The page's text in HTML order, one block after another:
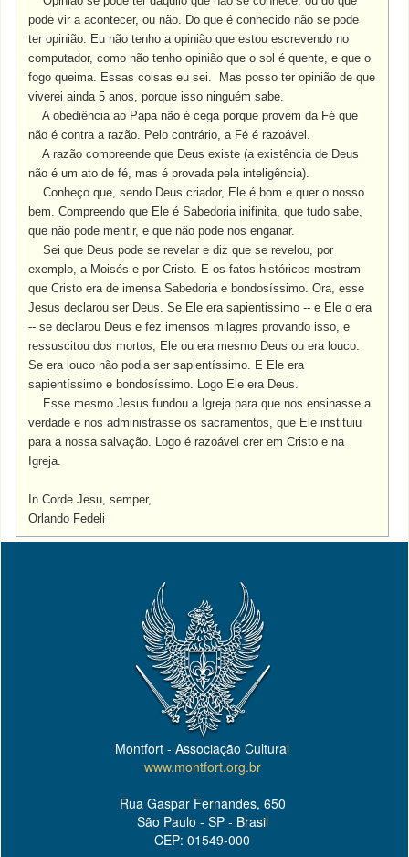
pode vir a acontecer, ou não. Do que é conhecido não se pode
ter opinião. Eu não tenho a opinião que estou escrevendo no
computador, como não tenho opinião que o sol é quente, e que o
fogo queima. Essas coisas eu sei. Mas posso ter opinião de que
viverei ainda 5 anos, porque isso ninguém sabe.
A obediência ao Papa não é cega porque provém da Fé que
não é contra a razão. Pelo contrário, a Fé é razoável.
A razão compreende que Deus existe (a existência de Deus
não é um ato de fé, mas é provada pela inteligência).
Conheço que, sendo Deus criador, Ele é bom e quer o nosso
bem. Compreendo que Ele é Sabedoria inifinita, que tudo sabe,
que não pode mentir, e que não pode nos enganar.
Sei que Deus pode se revelar e diz que se revelou, por
exemplo, a Moisés e por Cristo. E os fatos históricos mostram
que Cristo era de imensa Sabedoria e bondosíssimo. Ora, esse
Jesus declarou ser Deus. Se Ele era sapientissimo -- e Ele o era
-- se declarou Deus e fez imensos milagres provando isso, e
ressuscitou dos mortos, Ele ou era mesmo Deus ou era louco.
Se era louco não podia ser sapientíssimo. E Ele era
sapientíssimo e bondosíssimo. Logo Ele era Deus.
Esse mesmo Jesus fundou a Igreja para que nos ensinasse a
verdade e nos administrasse os sacramentos, que Ele instituiu
para a nossa salvação. Logo é razoável crer em Cristo e na
Igreja.
In Corde Jesu, semper,
Orlando Fedeli
Montfort - Associação Cultural
www.montfort.org.br
Rua Gaspar Fernandes, 650
São Paulo - SP - Brasil
CEP: 01549-000